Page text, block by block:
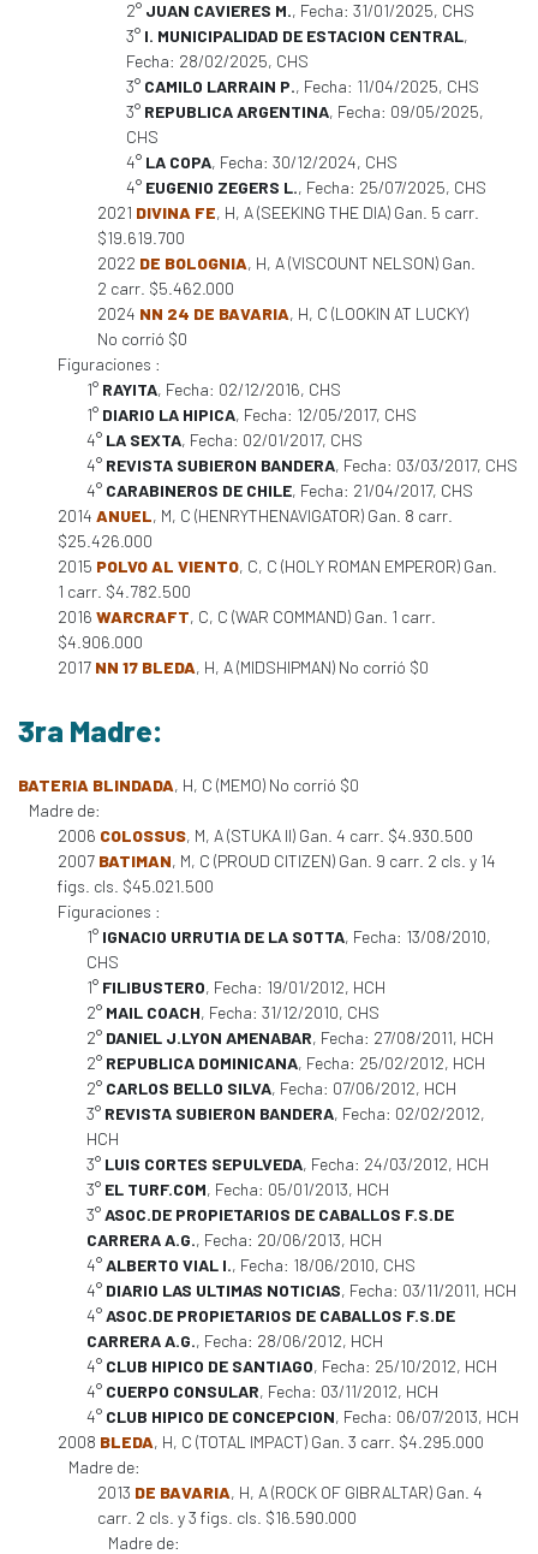
2° JUAN CAVIERES M., Fecha: 31/01/2025, CHS
3° I. MUNICIPALIDAD DE ESTACION CENTRAL,
Fecha: 28/02/2025, CHS
3° CAMILO LARRAIN P., Fecha: 11/04/2025, CHS
3° REPUBLICA ARGENTINA, Fecha: 09/05/2025,
CHS
4° LA COPA, Fecha: 30/12/2024, CHS
4° EUGENIO ZEGERS L., Fecha: 25/07/2025, CHS
2021 DIVINA FE, H, A (SEEKING THE DIA) Gan. 5 carr.
$19.619.700
2022 DE BOLOGNIA, H, A (VISCOUNT NELSON) Gan.
2 carr. $5.462.000
2024 NN 24 DE BAVARIA, H, C (LOOKIN AT LUCKY)
No corrió $0
Figuraciones :
1° RAYITA, Fecha: 02/12/2016, CHS
1° DIARIO LA HIPICA, Fecha: 12/05/2017, CHS
4° LA SEXTA, Fecha: 02/01/2017, CHS
4° REVISTA SUBIERON BANDERA, Fecha: 03/03/2017, CHS
4° CARABINEROS DE CHILE, Fecha: 21/04/2017, CHS
2014 ANUEL, M, C (HENRYTHENAVIGATOR) Gan. 8 carr.
$25.426.000
2015 POLVO AL VIENTO, C, C (HOLY ROMAN EMPEROR) Gan.
1 carr. $4.782.500
2016 WARCRAFT, C, C (WAR COMMAND) Gan. 1 carr.
$4.906.000
2017 NN 17 BLEDA, H, A (MIDSHIPMAN) No corrió $0
3ra Madre:
BATERIA BLINDADA, H, C (MEMO) No corrió $0
Madre de:
2006 COLOSSUS, M, A (STUKA II) Gan. 4 carr. $4.930.500
2007 BATIMAN, M, C (PROUD CITIZEN) Gan. 9 carr. 2 cls. y 14
figs. cls. $45.021.500
Figuraciones :
1° IGNACIO URRUTIA DE LA SOTTA, Fecha: 13/08/2010,
CHS
1° FILIBUSTERO, Fecha: 19/01/2012, HCH
2° MAIL COACH, Fecha: 31/12/2010, CHS
2° DANIEL J.LYON AMENABAR, Fecha: 27/08/2011, HCH
2° REPUBLICA DOMINICANA, Fecha: 25/02/2012, HCH
2° CARLOS BELLO SILVA, Fecha: 07/06/2012, HCH
3° REVISTA SUBIERON BANDERA, Fecha: 02/02/2012,
HCH
3° LUIS CORTES SEPULVEDA, Fecha: 24/03/2012, HCH
3° EL TURF.COM, Fecha: 05/01/2013, HCH
3°ASOC.DE PROPIETARIOS DE CABALLOS F.S.DE
CARRERA A.G., Fecha: 20/06/2013, HCH
4°ALBERTO VIAL I., Fecha: 18/06/2010, CHS
4° DIARIO LAS ULTIMAS NOTICIAS, Fecha: 03/11/2011, HCH
4°ASOC.DE PROPIETARIOS DE CABALLOS F.S.DE
CARRERA A.G., Fecha: 28/06/2012, HCH
4° CLUB HIPICO DE SANTIAGO, Fecha: 25/10/2012, HCH
4° CUERPO CONSULAR, Fecha: 03/11/2012, HCH
4° CLUB HIPICO DE CONCEPCION, Fecha: 06/07/2013, HCH
2008 BLEDA, H, C (TOTAL IMPACT) Gan. 3 carr. $4.295.000
Madre de:
2013 DE BAVARIA, H, A (ROCK OF GIBRALTAR) Gan. 4
carr. 2 cls. y 3 figs. cls. $16.590.000
Madre de: